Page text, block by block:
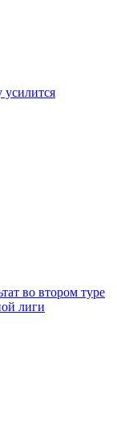
усилится
во втором туре
лиги